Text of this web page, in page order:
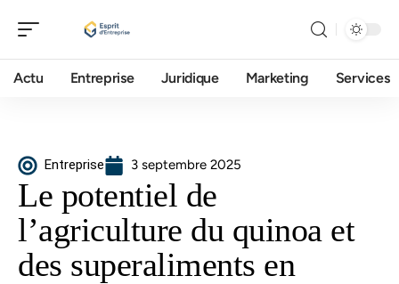
Actu Entreprise Juridique Marketing Services
Entreprise 3 septembre 2025
Le potentiel de
l’agriculture du quinoa et
des superaliments en